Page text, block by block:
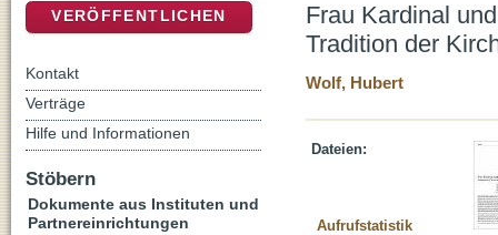
Frau Kardinal
Tradition der
Wolf, Hubert
Dateien:
Aufrufstatistik
VERÖFFENTLICHEN
Kontakt
Verträge
Hilfe und Informationen
Stöbern
Dokumente aus Instituten und
Partnereinrichtungen